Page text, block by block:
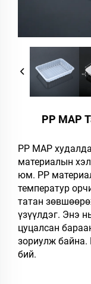
PP MAP
PP MAP
материалын
юм. PP
температур
татан
үзүүлдэг. Энэ
цуцалсан
зориулж байна.
бий.​